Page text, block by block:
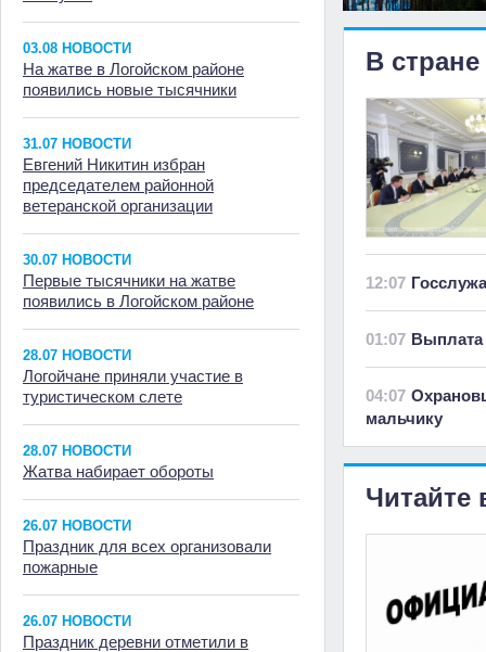
03.08 НОВОСТИ
На жатве в Логойском районе
появились новые тысячники
31.07 НОВОСТИ
Евгений Никитин избран
председателем районной
ветеранской организации
30.07 НОВОСТИ
Первые тысячники на жатве
появились в Логойском районе
28.07 НОВОСТИ
Логойчане приняли участие в
туристическом слете
28.07 НОВОСТИ
Жатва набирает обороты
26.07 НОВОСТИ
Праздник для всех организовали
пожарные
26.07 НОВОСТИ
Праздник деревни отметили в
В
12:07
01:07 Выплата
04:07
мальчику
Читайте